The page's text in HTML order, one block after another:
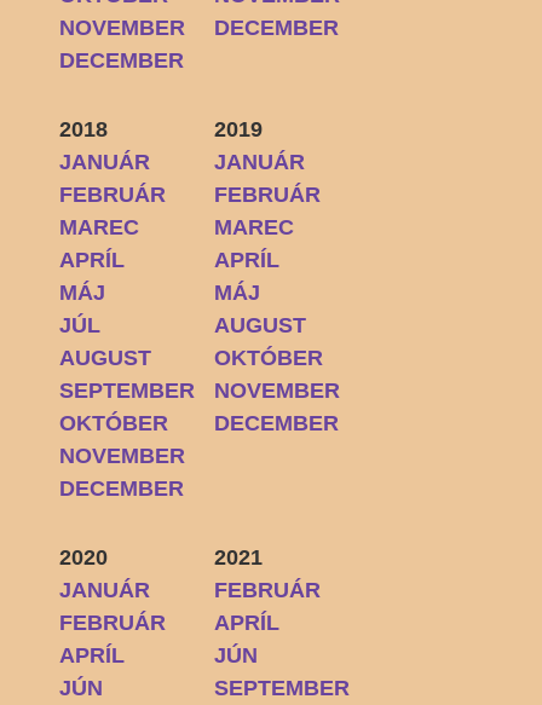
NOVEMBER
DECEMBER
DECEMBER
2018
JANUÁR
FEBRUÁR
MAREC
APRÍL
MÁJ
JÚL
AUGUST
SEPTEMBER
OKTÓBER
NOVEMBER
DECEMBER
2019
JANUÁR
FEBRUÁR
MAREC
APRÍL
MÁJ
AUGUST
OKTÓBER
NOVEMBER
DECEMBER
2020
JANUÁR
FEBRUÁR
APRÍL
JÚN
2021
FEBRUÁR
APRÍL
JÚN
SEPTEMBER